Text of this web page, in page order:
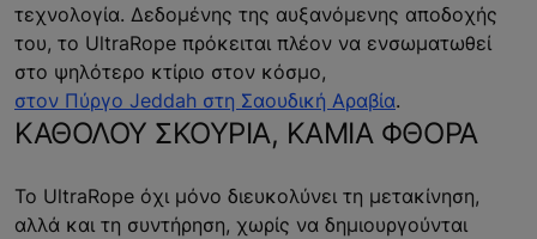
τεχνολογία. Δεδομένης της αυξανόμενης αποδοχής
του, το UltraRope πρόκειται πλέον να ενσωματωθεί
στο ψηλότερο κτίριο στον κόσμο,
στον Πύργο Jeddah στη Σαουδική Αραβία.
ΚΑΘΟΛΟΥ ΣΚΟΥΡΙΑ, ΚΑΜΙΑ ΦΘΟΡΑ
Το UltraRope όχι μόνο διευκολύνει τη μετακίνηση,
αλλά και τη συντήρηση, χωρίς να δημιουργούνται